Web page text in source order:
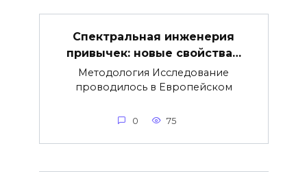
Спектральная инженерия
привычек: новые свойства…
Методология Исследование
проводилось в Европейском
0 75